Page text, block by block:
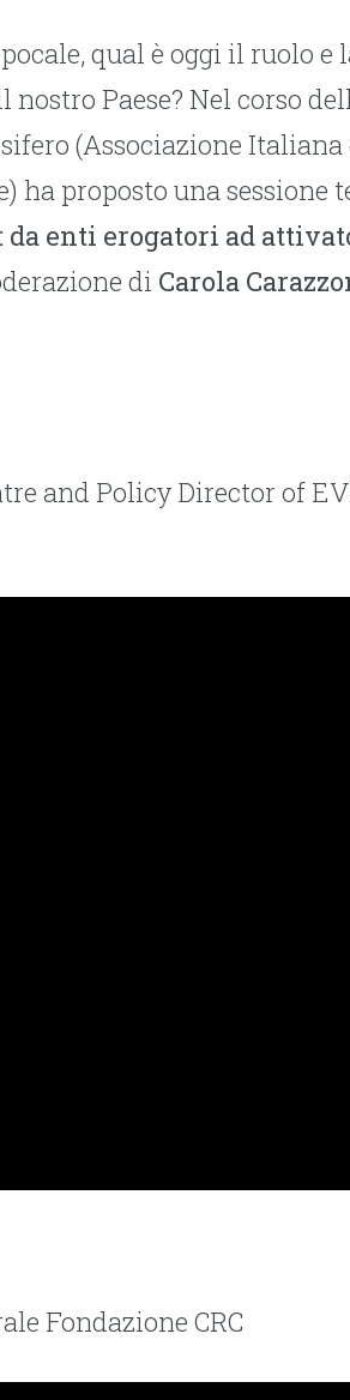
qual è oggi il ruolo e
Paese? Nel corso
(Associazione
proposto una sessione
enti erogatori ad
di Carola
and Policy Director of
Fondazione CRC